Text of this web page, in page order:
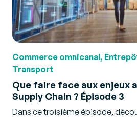
Commerce omnicanal,
Transport
Que faire face aux enjeux
Supply Chain ? Épisode 3
Dans ce troisième épisode,